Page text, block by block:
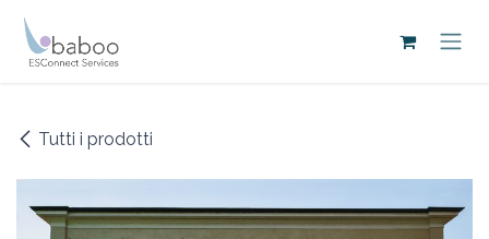
Tutti i prodotti